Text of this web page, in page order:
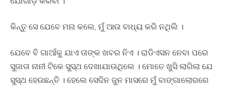
କିନ୍ତୁ ସେ ଯେବେ ମନା କଲେ, ମୁଁ ଆଉ ବାଧ୍ୟ କରି ନଥିଲି ।
ଯେବେ ବି ଗାଆଁକୁ ଯାଏ ତାଙ୍କ ଖବର ନିଏ । ରାଡିଏସନ ନେବା ପରେ
ସୁଜାତା ନାନୀ ଟିକେ ସୁସ୍ଥ ଦେଖାଯାଉଥିଲେ । ମୋତେ ଖୁସି ଲାଗିଲା ଯେ
ସୁସ୍ଥ ହେଉଛନ୍ତି । ହେଲେ ସେଦିନ ଜୁନ ମାସରେ ମୁଁ ବାଙ୍ଗାଲୋରରେ